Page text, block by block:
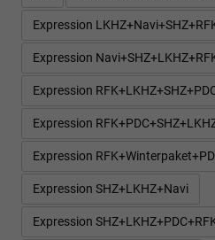
Expression
Expression
Expression
Expression
Expression
Expression SHZ+LKHZ+Navi
Expression